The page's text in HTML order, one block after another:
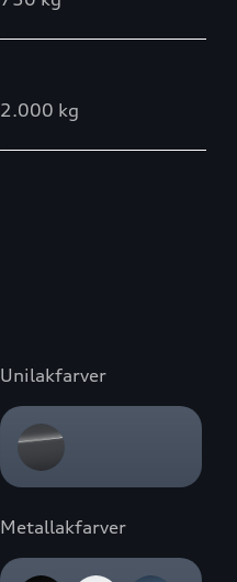
2.000 kg
Unilakfarver
Metallakfarver